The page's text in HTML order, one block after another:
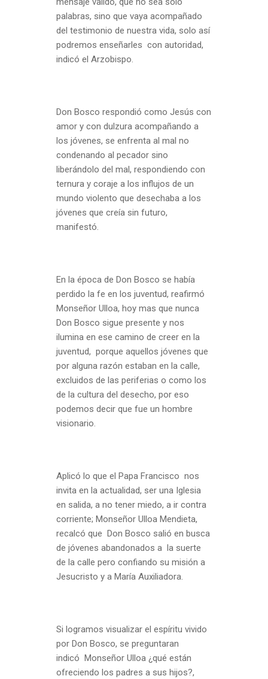
palabras, sino que vaya acompañado
del testimonio de nuestra vida, solo así
podremos enseñarles con autoridad,
indicó el Arzobispo.
Don Bosco respondió como Jesús con
amor y con dulzura acompañando a
los jóvenes, se enfrenta al mal no
condenando al pecador sino
liberándolo del mal, respondiendo con
ternura y coraje a los influjos de un
mundo violento que desechaba a los
jóvenes que creía sin futuro,
manifestó.
En la época de Don Bosco se había
perdido la fe en los juventud, reafirmó
Monseñor Ulloa, hoy mas que nunca
Don Bosco sigue presente y nos
ilumina en ese camino de creer en la
juventud, porque aquellos jóvenes que
por alguna razón estaban en la calle,
excluidos de las periferias o como los
de la cultura del desecho, por eso
podemos decir que fue un hombre
visionario.
Aplicó lo que el Papa Francisco nos
invita en la actualidad, ser una Iglesia
en salida, a no tener miedo, a ir contra
corriente; Monseñor Ulloa Mendieta,
recalcó que Don Bosco salió en busca
de jóvenes abandonados a la suerte
de la calle pero confiando su misión a
Jesucristo y a María Auxiliadora.
Si logramos visualizar el espíritu vivido
por Don Bosco, se preguntaran
indicó Monseñor Ulloa ¿qué están
ofreciendo los padres a sus hijos?,